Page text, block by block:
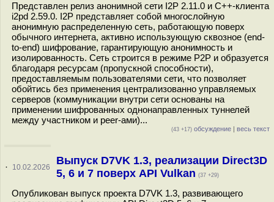
Представлен релиз анонимной сети I2P 2.11.0 и C++-клиента
i2pd 2.59.0. I2P представляет собой многослойную
анонимную распределенную сеть, работающую поверх
обычного интернета, активно использующую сквозное (end-
to-end) шифрование, гарантирующую анонимность и
изолированность. Сеть строится в режиме P2P и образуется
благодаря ресурсам (пропускной способности),
предоставляемым пользователями сети, что позволяет
обойтись без применения централизованно управляемых
серверов (коммуникации внутри сети основаны на
применении шифрованных однонаправленных туннелей
между участником и peer-ами)...
(43 +17) обсуждение | весь текст
· 10.02.2026
Выпуск D7VK 1.3, реализации Direct3D
5, 6 и 7 поверх API Vulkan (37 +29)
Опубликован выпуск проекта D7VK 1.3, развивающего